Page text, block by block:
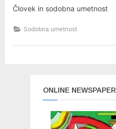
Človek in sodobna umetnost
Sodobna umetnost
ONLINE NEWSPAPER